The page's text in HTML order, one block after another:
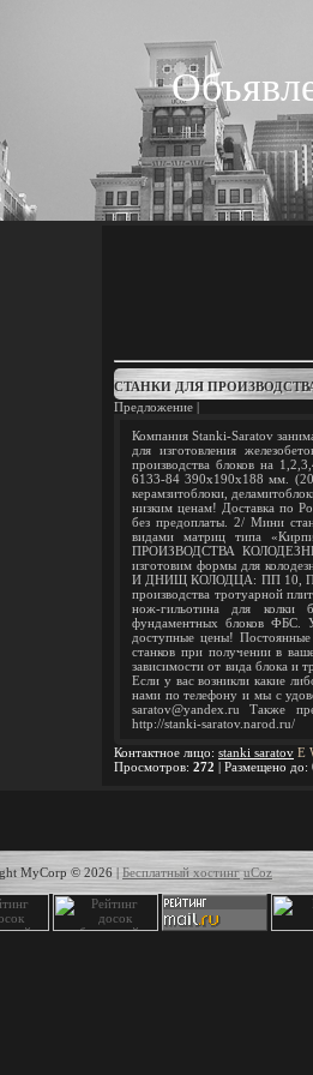
СТАНКИ ДЛЯ
Предложение |
Компания Stanki-Saratov
для изготовления
производства блоков на
6133-84 390х190х188 мм.
керамзитоблоки,
низким ценам! Доставка по
без предоплаты. 2/ Мини
видами матриц типа
ПРОИЗВОДСТВА
изготовим формы для
И ДНИЩ КОЛОДЦА: ПП 10, ПП
производства тротуарной
нож-гильотина для колки
фундаментных блоков
доступные цены!
станков при получении в
зависимости от вида блока и
Если у вас возникли какие
нами по телефону и мы с
saratov@yandex.ru Также
http://stanki-saratov.narod.ru/
Контактное лицо: stanki saratov E
Просмотров: 272 | Размещено до:
MyCorp © 2026 | Бесплатный хостинг uCoz